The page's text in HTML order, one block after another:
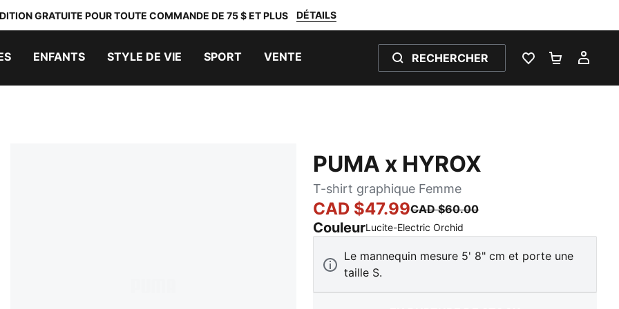
GRATUITE POUR TOUTE COMMANDE DE 75 $ ET PLUS DÉTAILS
ENFANTS STYLE DE VIE SPORT VENTE RECHERCHER
LISTE DEPANIER 0
PUMA x HYROX
T-shirt graphique Femme
CAD $47.99CAD $60.00
CouleurLucite-Electric Orchid
Le mannequin mesure 5' 8" cm et porte une
taille S.